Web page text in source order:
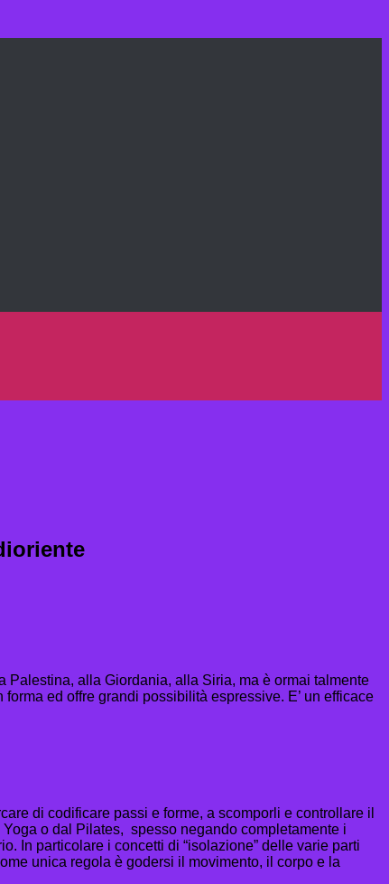
Palestina, alla Giordania, alla Siria, ma è ormai talmente
ed offre grandi possibilità espressive. E’ un efficace
di codificare passi e forme, a scomporli e controllare il
o dal Pilates, spesso negando completamente i
In particolare i concetti di “isolazione” delle varie parti
unica regola è godersi il movimento, il corpo e la